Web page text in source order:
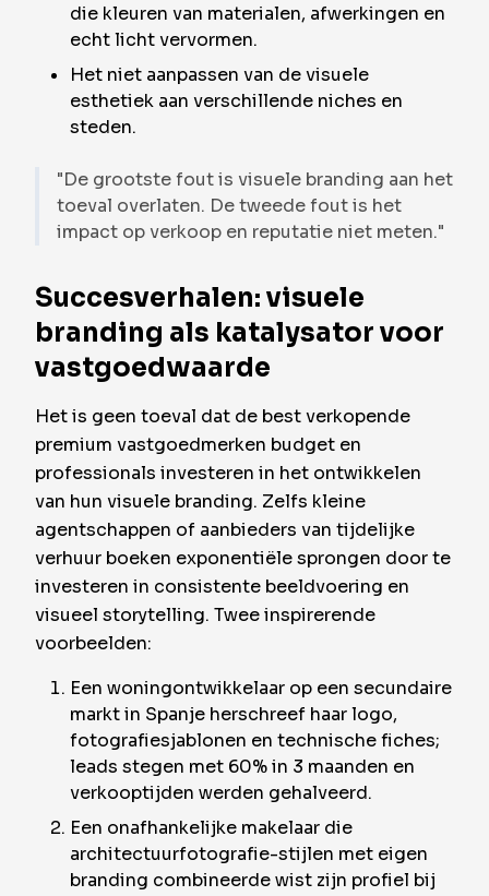
die kleuren van materialen, afwerkingen en
echt licht vervormen.
Het niet aanpassen van de visuele
esthetiek aan verschillende niches en
steden.
"De grootste fout is visuele branding aan het
toeval overlaten. De tweede fout is het
impact op verkoop en reputatie niet meten."
Succesverhalen: visuele
branding als katalysator voor
vastgoedwaarde
Het is geen toeval dat de best verkopende
premium vastgoedmerken budget en
professionals investeren in het ontwikkelen
van hun visuele branding. Zelfs kleine
agentschappen of aanbieders van tijdelijke
verhuur boeken exponentiële sprongen door te
investeren in consistente beeldvoering en
visueel storytelling. Twee inspirerende
voorbeelden:
Een woningontwikkelaar op een secundaire
markt in Spanje herschreef haar logo,
fotografiesjablonen en technische fiches;
leads stegen met 60% in 3 maanden en
verkooptijden werden gehalveerd.
Een onafhankelijke makelaar die
architectuurfotografie-stijlen met eigen
branding combineerde wist zijn profiel bij